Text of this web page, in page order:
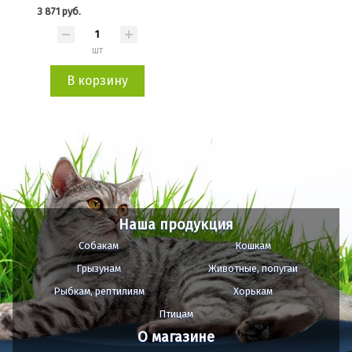
3 871 руб.
шт
В корзину
Наша продукция
Собакам
Кошкам
Грызунам
Животные, попугаи
Рыбкам, рептилиям
Хорькам
Птицам
О магазине